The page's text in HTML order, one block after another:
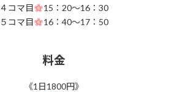
４コマ目
15：20～16：30
５コマ目
16：40～17：50
料金
《1日1800円》